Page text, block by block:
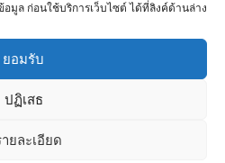
มูล ก่อนใช้บริการเว็บไซต์ ได้ที่ลิงค์ด้านล่าง
ยอมรับ
ปฏิเสธ
ยละเอียด
ตามเรา